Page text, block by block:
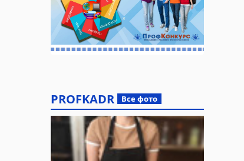
PROFKADR Все фото